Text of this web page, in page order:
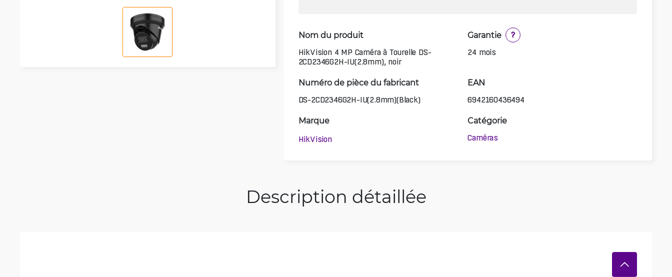
Nom du produit
HikVision 4 MP Caméra à Tourelle DS-
2CD2346G2H-IU(2.8mm), noir
Garantie
?
24 mois
Numéro de pièce du fabricant
DS-2CD2346G2H-IU(2.8mm)(Black)
EAN
6942160436494
Marque
HikVision
Catégorie
Caméras
Description détaillée